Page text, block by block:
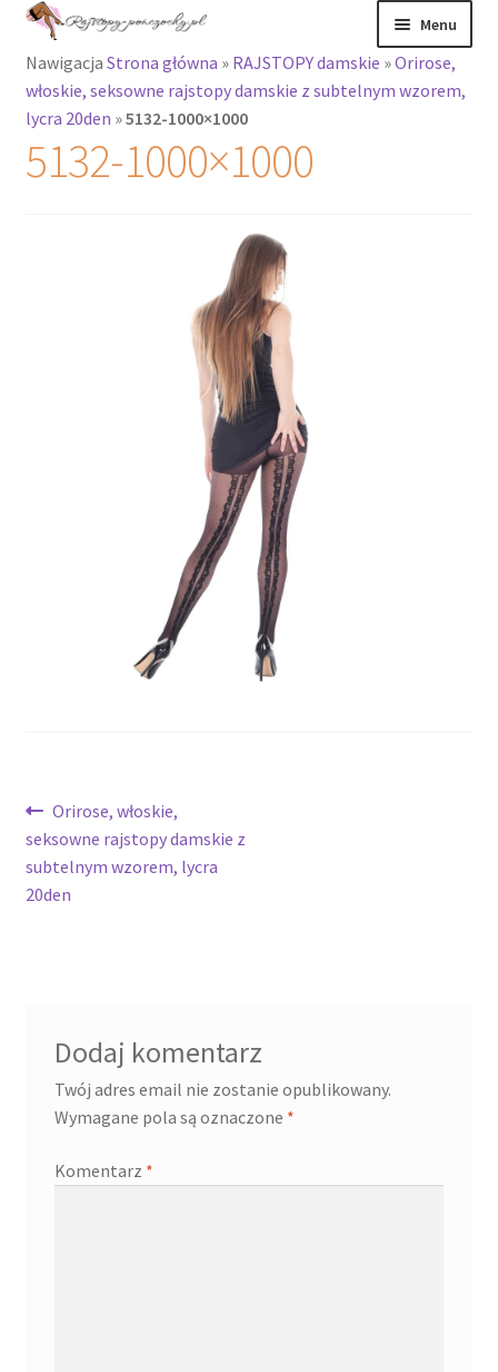
Przejdź
nawigacji
Przejdź
treści
Menu
Rajstopy
Rozwiń
menu
potomne
Nawigacja Strona główna » RAJSTOPY damskie »Orirose,
włoskie, seksowne rajstopy damskie z subtelnym wzorem,
lycra 20den »5132-1000×1000
5132-1000×1000
Nawigacja
wpisu
Poprzedni
wpis:
Orirose, włoskie,
seksowne rajstopy damskie z
subtelnym wzorem, lycra
20den
Dodaj komentarz
Twój adres email nie zostanie opublikowany.
Wymagane pola są oznaczone *
Komentarz *